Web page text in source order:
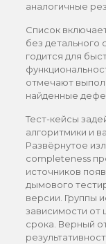
аналогичные
Список
без детального
годится для
отмечают
найденные
Тест-кейсы
алгоритмики и
Развёрнутое
completeness
источников
дымового
версии. Группы
зависимости от
срока. Верный